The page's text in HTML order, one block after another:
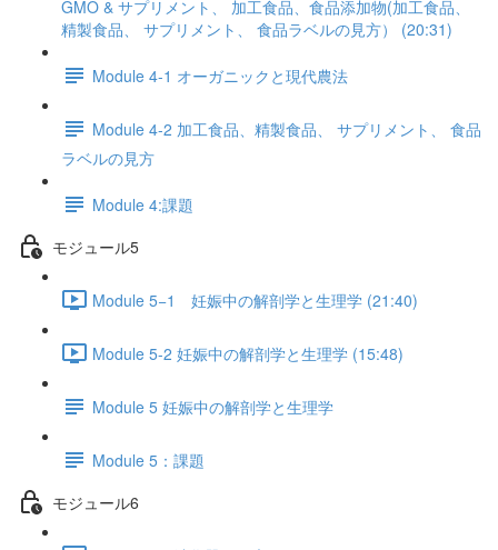
GMO & サプリメント、 加工食品、食品添加物(加工食品、
精製食品、 サプリメント、 食品ラベルの見方） (20:31)
Module 4-1 オーガニックと現代農法
Module 4-2 加工食品、精製食品、 サプリメント、 食品
ラベルの見方
Module 4:課題
モジュール5
Module 5−1 妊娠中の解剖学と生理学 (21:40)
Module 5-2 妊娠中の解剖学と生理学 (15:48)
Module 5 妊娠中の解剖学と生理学
Module 5：課題
モジュール6